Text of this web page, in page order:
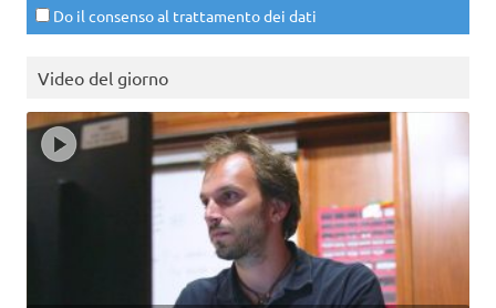
Do il consenso al trattamento dei dati
Video del giorno